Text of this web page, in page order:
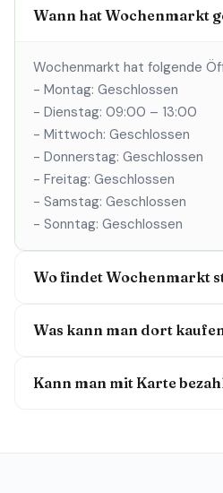
Wann hat Wochenmarkt
Wochenmarkt hat folgende
- Montag: Geschlossen
- Dienstag: 09:00 – 13:00
- Mittwoch: Geschlossen
- Donnerstag: Geschlossen
- Freitag: Geschlossen
- Samstag: Geschlossen
- Sonntag: Geschlossen
Wo findet Wochenmarkt
Was kann man dort
Kann man mit Karte